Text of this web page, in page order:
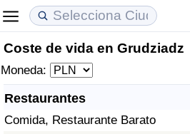
Coste de vida en Grudziadz
Moneda:
Restaurantes
Comida, Restaurante Barato
Coste de vida
Índice de Costo de Vida
Precios de las propiedades
Índice de Precios de Inmuebles
Calidad de Vida
Índice de Calidad de Vida (Actual)